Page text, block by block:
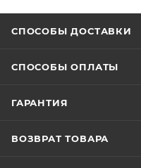
СПОСОБЫ ДОСТАВКИ
СПОСОБЫ ОПЛАТЫ
ГАРАНТИЯ
ВОЗВРАТ ТОВАРА